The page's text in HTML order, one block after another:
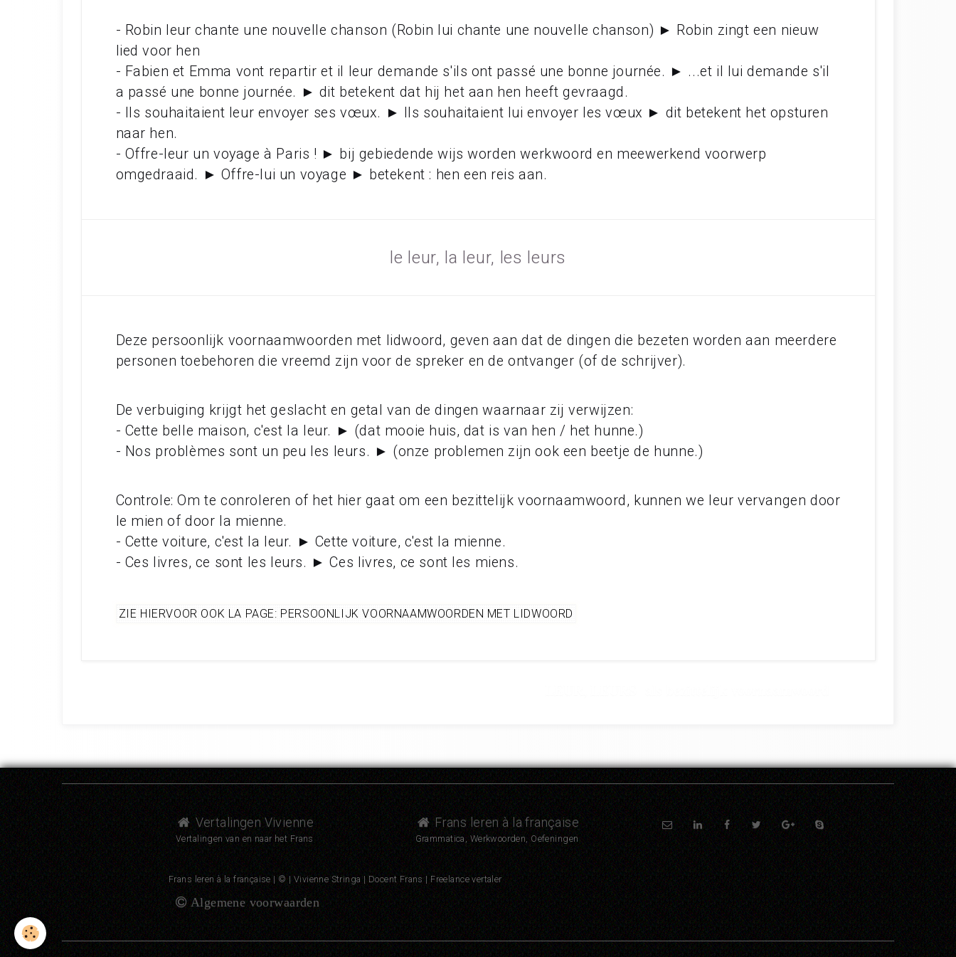
- Robin leur chante une nouvelle chanson (Robin lui chante une nouvelle chanson) ► Robin zingt een nieuw
lied voor hen
- Fabien et Emma vont repartir et il leur demande s'ils ont passé une bonne journée. ► ...et il lui demande s'il
a passé une bonne journée. ► dit betekent dat hij het aan hen heeft gevraagd.
- Ils souhaitaient leur envoyer ses vœux. ► Ils souhaitaient lui envoyer les vœux ► dit betekent het opsturen
naar hen.
- Offre-leur un voyage à Paris ! ► bij gebiedende wijs worden werkwoord en meewerkend voorwerp
omgedraaid. ► Offre-lui un voyage ► betekent : hen een reis aan.
le leur, la leur, les leurs
Deze persoonlijk voornaamwoorden met lidwoord, geven aan dat de dingen die bezeten worden aan meerdere
personen toebehoren die vreemd zijn voor de spreker en de ontvanger (of de schrijver).
De verbuiging krijgt het geslacht en getal van de dingen waarnaar zij verwijzen:
- Cette belle maison, c'est la leur. ► (dat mooie huis, dat is van hen / het hunne.)
- Nos problèmes sont un peu les leurs. ► (onze problemen zijn ook een beetje de hunne.)
Controle: Om te conroleren of het hier gaat om een bezittelijk voornaamwoord, kunnen we leur vervangen door
le mien of door la mienne.
- Cette voiture, c'est la leur. ► Cette voiture, c'est la mienne.
- Ces livres, ce sont les leurs. ► Ces livres, ce sont les miens.
ZIE HIERVOOR OOK LA PAGE: PERSOONLIJK VOORNAAMWOORDEN MET LIDWOORD
Vertalingen Vivienne
Vertalingen van en naar het Frans
Frans leren à la française
Grammatica, Werkwoorden, Oefeningen
Frans leren à la française | © | Vivienne Stringa | Docent Frans | Freelance vertaler
Algemene voorwaarden